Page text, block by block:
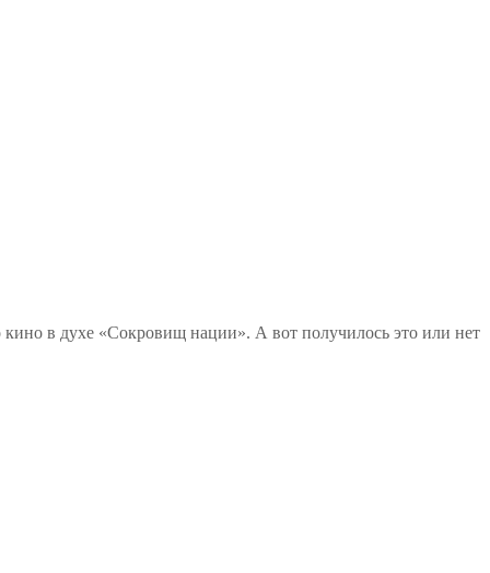
в духе «Сокровищ нации». А вот получилось это или нет